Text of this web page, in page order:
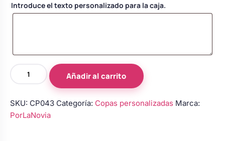
Introduce el texto personalizado para la caja.
personalizadas
con
Añadir al carrito
SKU: CP043 Categoría: Copas personalizadas Marca:
PorLaNovia